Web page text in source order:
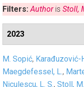
Filters:Authoris Stoll,
2023
M. Sopić, Karađuzović-
Maegdefessel, L.,
Niculescu, L. S., Stoll, M.